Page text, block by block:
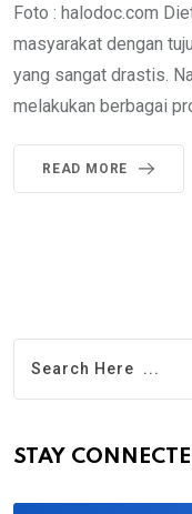
Foto : halodoc.com
masyarakat dengan
yang sangat drastis.
melakukan berbagai
READ MORE
STAY